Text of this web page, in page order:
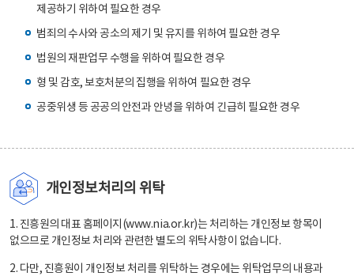
제공하기 위하여 필요한 경우
범죄의 수사와 공소의 제기 및 유지를 위하여 필요한 경우
법원의 재판업무 수행을 위하여 필요한 경우
형 및 감호, 보호처분의 집행을 위하여 필요한 경우
공중위생 등 공공의 안전과 안녕을 위하여 긴급히 필요한 경우
개인정보처리의 위탁
1. 진흥원의 대표 홈페이지(www.nia.or.kr)는 처리하는 개인정보 항목이
없으므로 개인정보 처리와 관련한 별도의 위탁사항이 없습니다.
2. 다만, 진흥원이 개인정보 처리를 위탁하는 경우에는 위탁업무의 내용과